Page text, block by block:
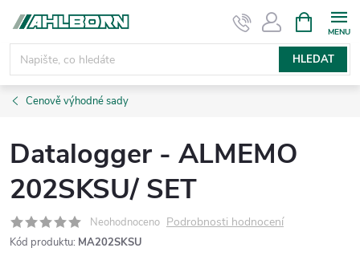
obsah
HLEDAT
NÁKUPNÍ
KOŠÍK
Cenově výhodné sady
Datalogger - ALMEMO
202SKSU/ SET
Neohodnoceno Podrobnosti hodnocení
Kód produktu: MA202SKSU